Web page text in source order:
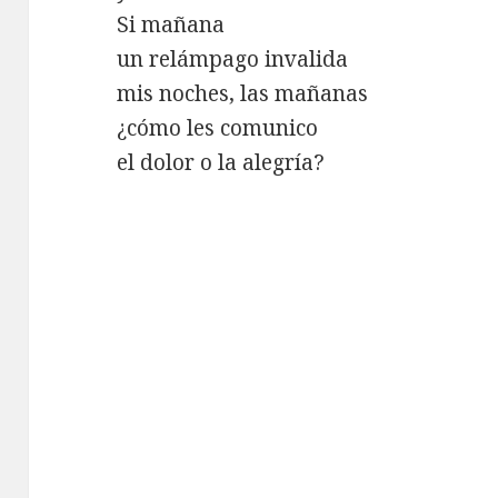
Si mañana
un relámpago invalida
mis noches, las mañanas
¿cómo les comunico
el dolor o la alegría?